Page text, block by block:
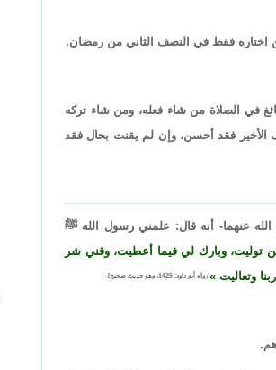
اختاره فقط في النصف الثاني من رمضان.
في الصلاة من شاء فعله، ومن شاء تركه
فقد أحسن، وإن لم يقنت بحال فقد
عنهما- أنه قال: علمني رسول الله ﷺ
توليت، وبارك لي فيما أعطيت، وقني شر
وتعاليت
[رواه أبو داود: 1425، وهو حديث صحيح].